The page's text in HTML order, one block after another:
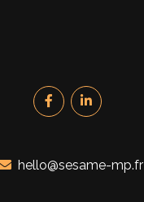
hello@sesame-mp.fr